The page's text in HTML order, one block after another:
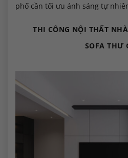
phố cần tối ưu ánh sáng tự
THI CÔNG NỘI THẤT
SOFA THƯ